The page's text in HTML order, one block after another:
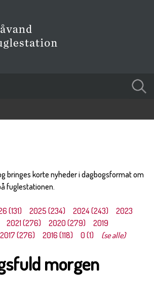
bringes korte nyheder i dagbogsformat om
fuglestationen.
(131) 2025 (234) 2024 (243)
2023
2021 (276) 2020 (279)
2019
2017 (276) 2016 (118) 0 (1) (se alle)
morgen